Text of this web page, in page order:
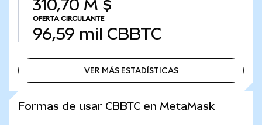
310,70 M $
OFERTA CIRCULANTE
96,59 mil CBBTC
VER MÁS ESTADÍSTICAS
Formas de usar CBBTC en MetaMask